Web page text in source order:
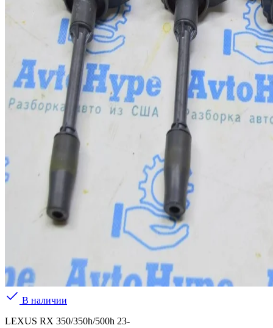
В наличии
LEXUS RX 350/350h/500h 23-